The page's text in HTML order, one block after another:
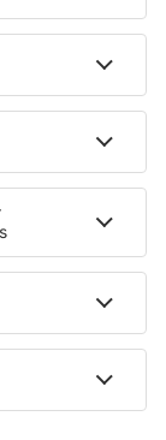
in Veracruz